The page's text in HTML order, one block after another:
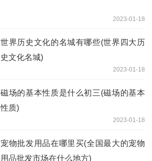
2023-01-18
世界历史文化的名城有哪些(世界四大历
史文化名城)
2023-01-18
磁场的基本性质是什么初三(磁场的基本
性质)
2023-01-18
宠物批发用品在哪里买(全国最大的宠物
用品批发市场在什么地方)